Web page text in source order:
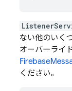
ない他のいく
オーバーライ
ください。